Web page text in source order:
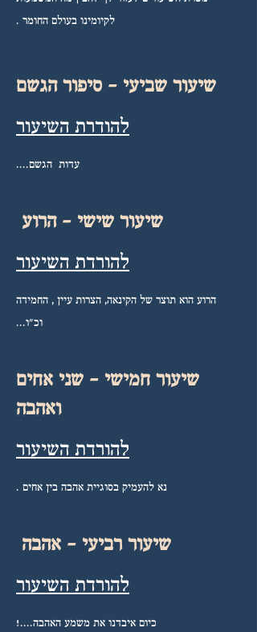
לקיומינו בעולם החומר .
שיעור שביעי - סיפור הגשם
להודרת השיעור
עדות הגשם....
שיעור שישי - הרוע
להורדת השיעור
הרוע הוא תוצר של הקינאה, הצרות עיין , החמידה
וכ"ו...
שיעור חמישי - שני אחים
ואהבה
להורדת השיעור
נא להעמיק בסוגיית אהבה בין אחים .
שיעור רביעי - אהבה
להורדת השיעור
כיום איבדנו את משמע האהבה....!